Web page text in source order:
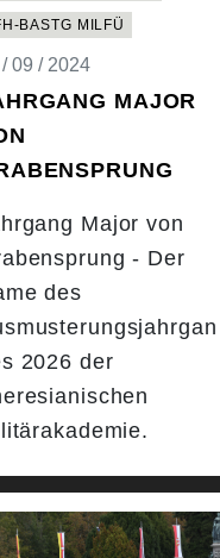
BASTG MILFÜ
09 / 2024
MAJOR
Major von
- Der
des
2026 der